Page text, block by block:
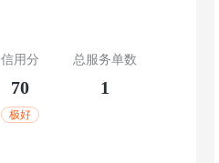
信用分
70
极好
总服务单数
1